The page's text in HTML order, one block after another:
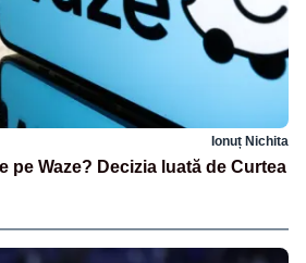
Ionuț Nichita
pe Waze? Decizia luată de Curtea